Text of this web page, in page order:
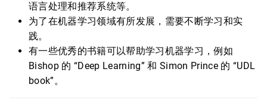
语言处理和推荐系统等。
为了在机器学习领域有所发展，需要不断学习和实
践。
有一些优秀的书籍可以帮助学习机器学习，例如
Bishop 的 “Deep Learning” 和 Simon Prince 的 “UDL
book”。